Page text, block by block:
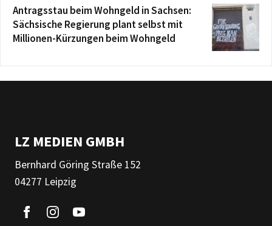
Antragsstau beim Wohngeld in Sachsen:
Sächsische Regierung plant selbst mit
Millionen-Kürzungen beim Wohngeld
LZ MEDIEN GMBH
Bernhard Göring Straße 152
04277 Leipzig